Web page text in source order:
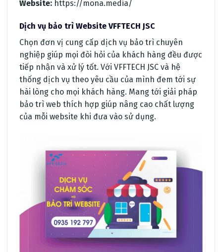
Website: https://mona.media/
Dịch vụ bảo trì Website VFFTECH JSC
Chọn đơn vị cung cấp dịch vụ bảo trì chuyên
nghiệp giúp mọi đòi hỏi của khách hàng đều được
tiếp nhận và xử lý tốt. Với VFFTECH JSC và hệ
thống dịch vụ theo yêu cầu của mình đem tới sự
hài lòng cho mọi khách hàng. Mang tới giải pháp
bảo trì web thích hợp giúp nâng cao chất lượng
của mỗi website khi đưa vào sử dụng.